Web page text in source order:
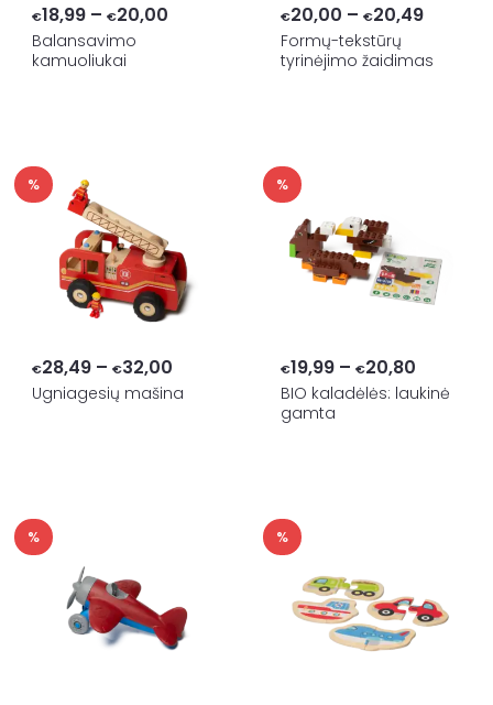
€18,99 – €20,00Price
Balansavimo
kamuoliukai
€20,00 – €20,49Price
€20,00
Formų-tekstūrų
tyrinėjimo žaidimas
%
€28,49 – €32,00Price
range:
Ugniagesių mašina
%
€19,99 – €20,80Price
range:
BIO kaladėlės: laukinė
gamta
% %